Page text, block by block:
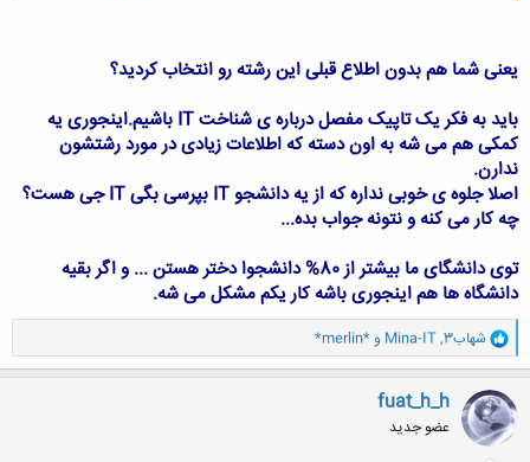
یعنی شما هم بدون اطلاع قبلی این رشته رو انتخاب کردید؟
باید به فکر یک تاپیک مفصل درباره ی شناخت IT باشیم.اینجوری یه
کمکی هم می شه به اون دسته که اطلاعات زیادی در مورد رشتشون
ندارن.
اصلا جلوه ی خوبی نداره که از یه دانشجو IT بپرسی بگی IT جی هست؟
چه کار می کنه و نتونه جواب بده...
توی دانشگای ما بیشتر از 80% دانشجوا دختر هستن ... و اگر بقیه
دانشگاه ها هم اینجوری باشه کار یکم مشکل می شه.
و
ا
ک
ن
ش
ه
ا
شهاب3 ,
Mina-IT و*merlin*
fuat_h_h
عضو جدید